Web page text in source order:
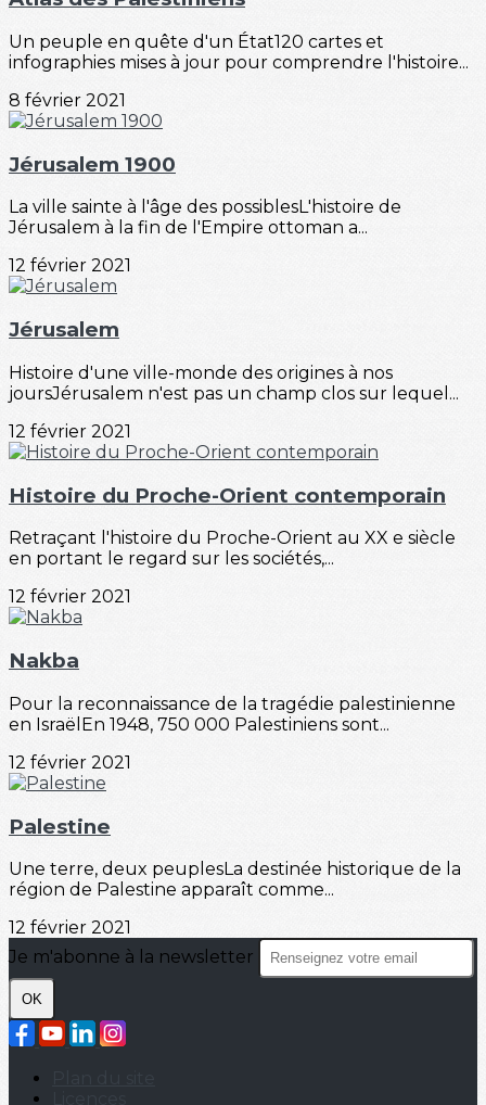
Un peuple en quête d'un État120 cartes et
infographies mises à jour pour comprendre l'histoire...
8 février 2021
Jérusalem 1900
La ville sainte à l'âge des possiblesL'histoire de
Jérusalem à la fin de l'Empire ottoman a...
12 février 2021
Jérusalem
Histoire d'une ville-monde des origines à nos
joursJérusalem n'est pas un champ clos sur lequel...
12 février 2021
Histoire du Proche-Orient contemporain
Retraçant l'histoire du Proche-Orient au XX e siècle
en portant le regard sur les sociétés,...
12 février 2021
Nakba
Pour la reconnaissance de la tragédie palestinienne
en IsraëlEn 1948, 750 000 Palestiniens sont...
12 février 2021
Palestine
Une terre, deux peuplesLa destinée historique de la
région de Palestine apparaît comme...
12 février 2021
Je m'abonne à la newsletter
OK